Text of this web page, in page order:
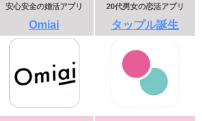
安心安全の婚活アプリ
Omiai
20代男女の恋活アプリ
タップル誕生